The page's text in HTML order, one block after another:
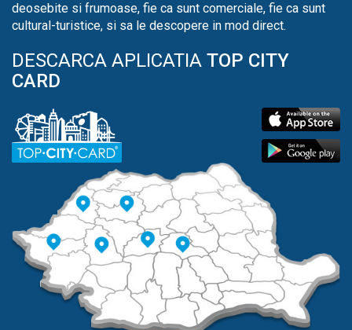
deosebite si frumoase, fie ca sunt comerciale, fie ca sunt
cultural-turistice, si sa le descopere in mod direct.
DESCARCA APLICATIA TOP CITY
CARD